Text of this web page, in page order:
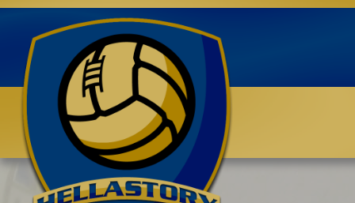
Benvenuti su HELLASTORY.net